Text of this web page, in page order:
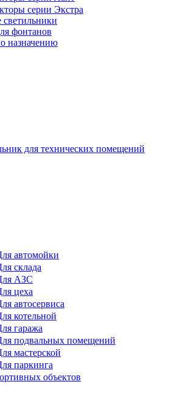
серии Экстра
фонтанов
назначению
для технических помещений
автомойки
склада
АЗС
цеха
автосервиса
котельной
гаража
подвальных помещений
мастерской
паркинга
объектов